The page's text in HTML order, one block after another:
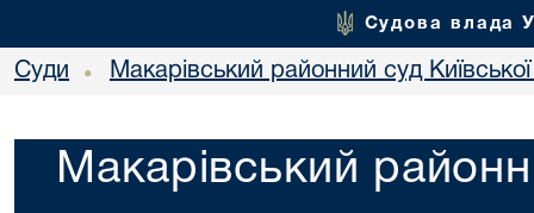
Судова влада
Суди • Макарівський районний суд Київської
Макарівський